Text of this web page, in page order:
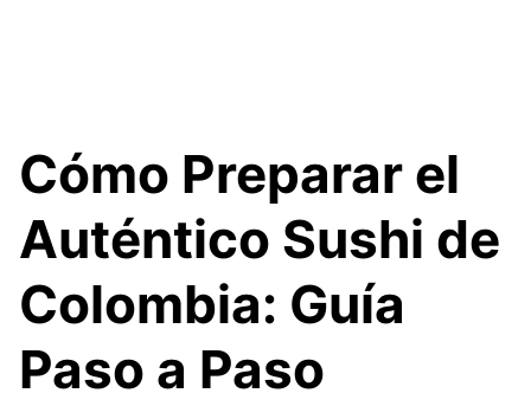
Cómo Preparar el
Auténtico Sushi de
Colombia: Guía
Paso a Paso